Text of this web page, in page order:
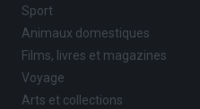
Sport
Animaux domestiques
Films, livres et magazines
Voyage
Arts et collections